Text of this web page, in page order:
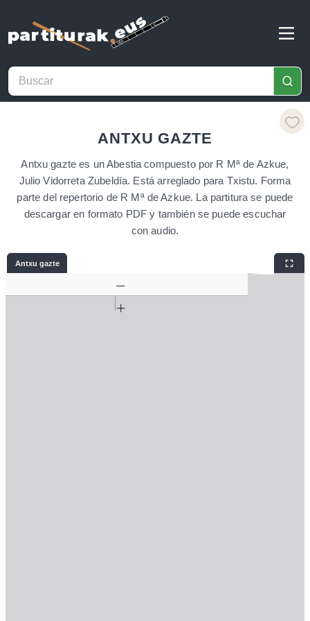
ANTXU GAZTE
Antxu gazte es un Abestia compuesto por R Mª de Azkue,
Julio Vidorreta Zubeldía. Está arreglado para Txistu. Forma
parte del repertorio de R Mª de Azkue. La partitura se puede
descargar en formato PDF y también se puede escuchar
con audio.
Antxu gazte